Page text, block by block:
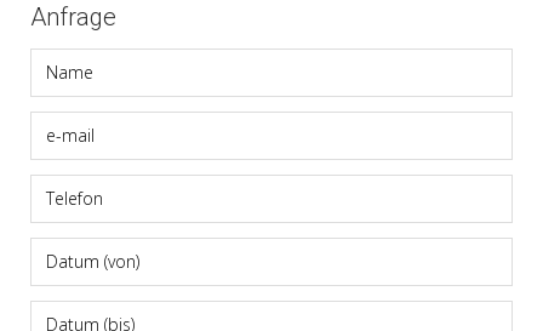
Anfrage